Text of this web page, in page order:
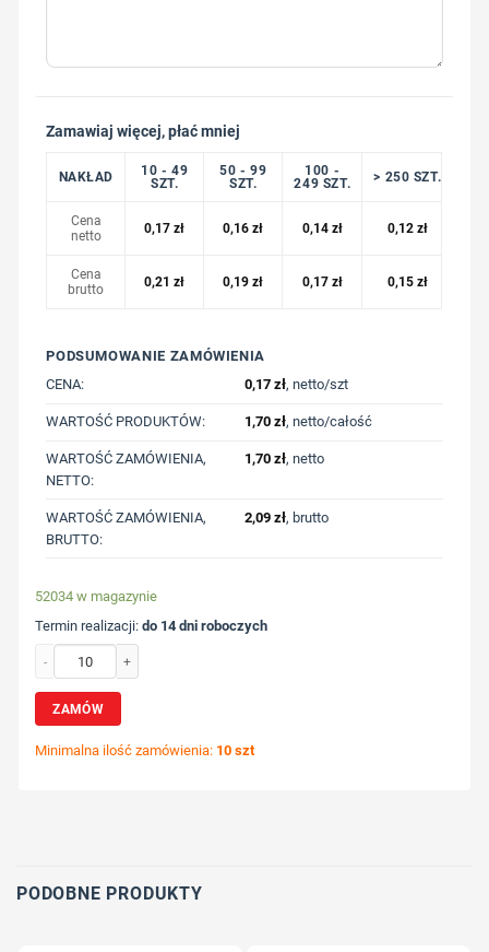
Zamawiaj więcej, płać mniej
NAKŁAD
10 - 49
SZT.
50 - 99
SZT.
100 -
249 SZT.
> 250 SZT.
Cena
netto
0,17zł 0,16zł 0,14 zł 0,12 zł
Cena
brutto
0,21zł 0,19zł 0,17 zł 0,15 zł
PODSUMOWANIE ZAMÓWIENIA
CENA:
0,17 zł, netto/szt
WARTOŚĆ PRODUKTÓW: 1,70 zł, netto/całość
WARTOŚĆ ZAMÓWIENIA,
NETTO:
1,70 zł, netto
WARTOŚĆ ZAMÓWIENIA,
BRUTTO:
2,09 zł, brutto
52034 w magazynie
Termin realizacji:do 14 dni roboczych
ZAMÓW
Minimalna ilość zamówienia: 10 szt
PODOBNE PRODUKTY